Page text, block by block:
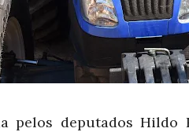
pelos deputados Hildo